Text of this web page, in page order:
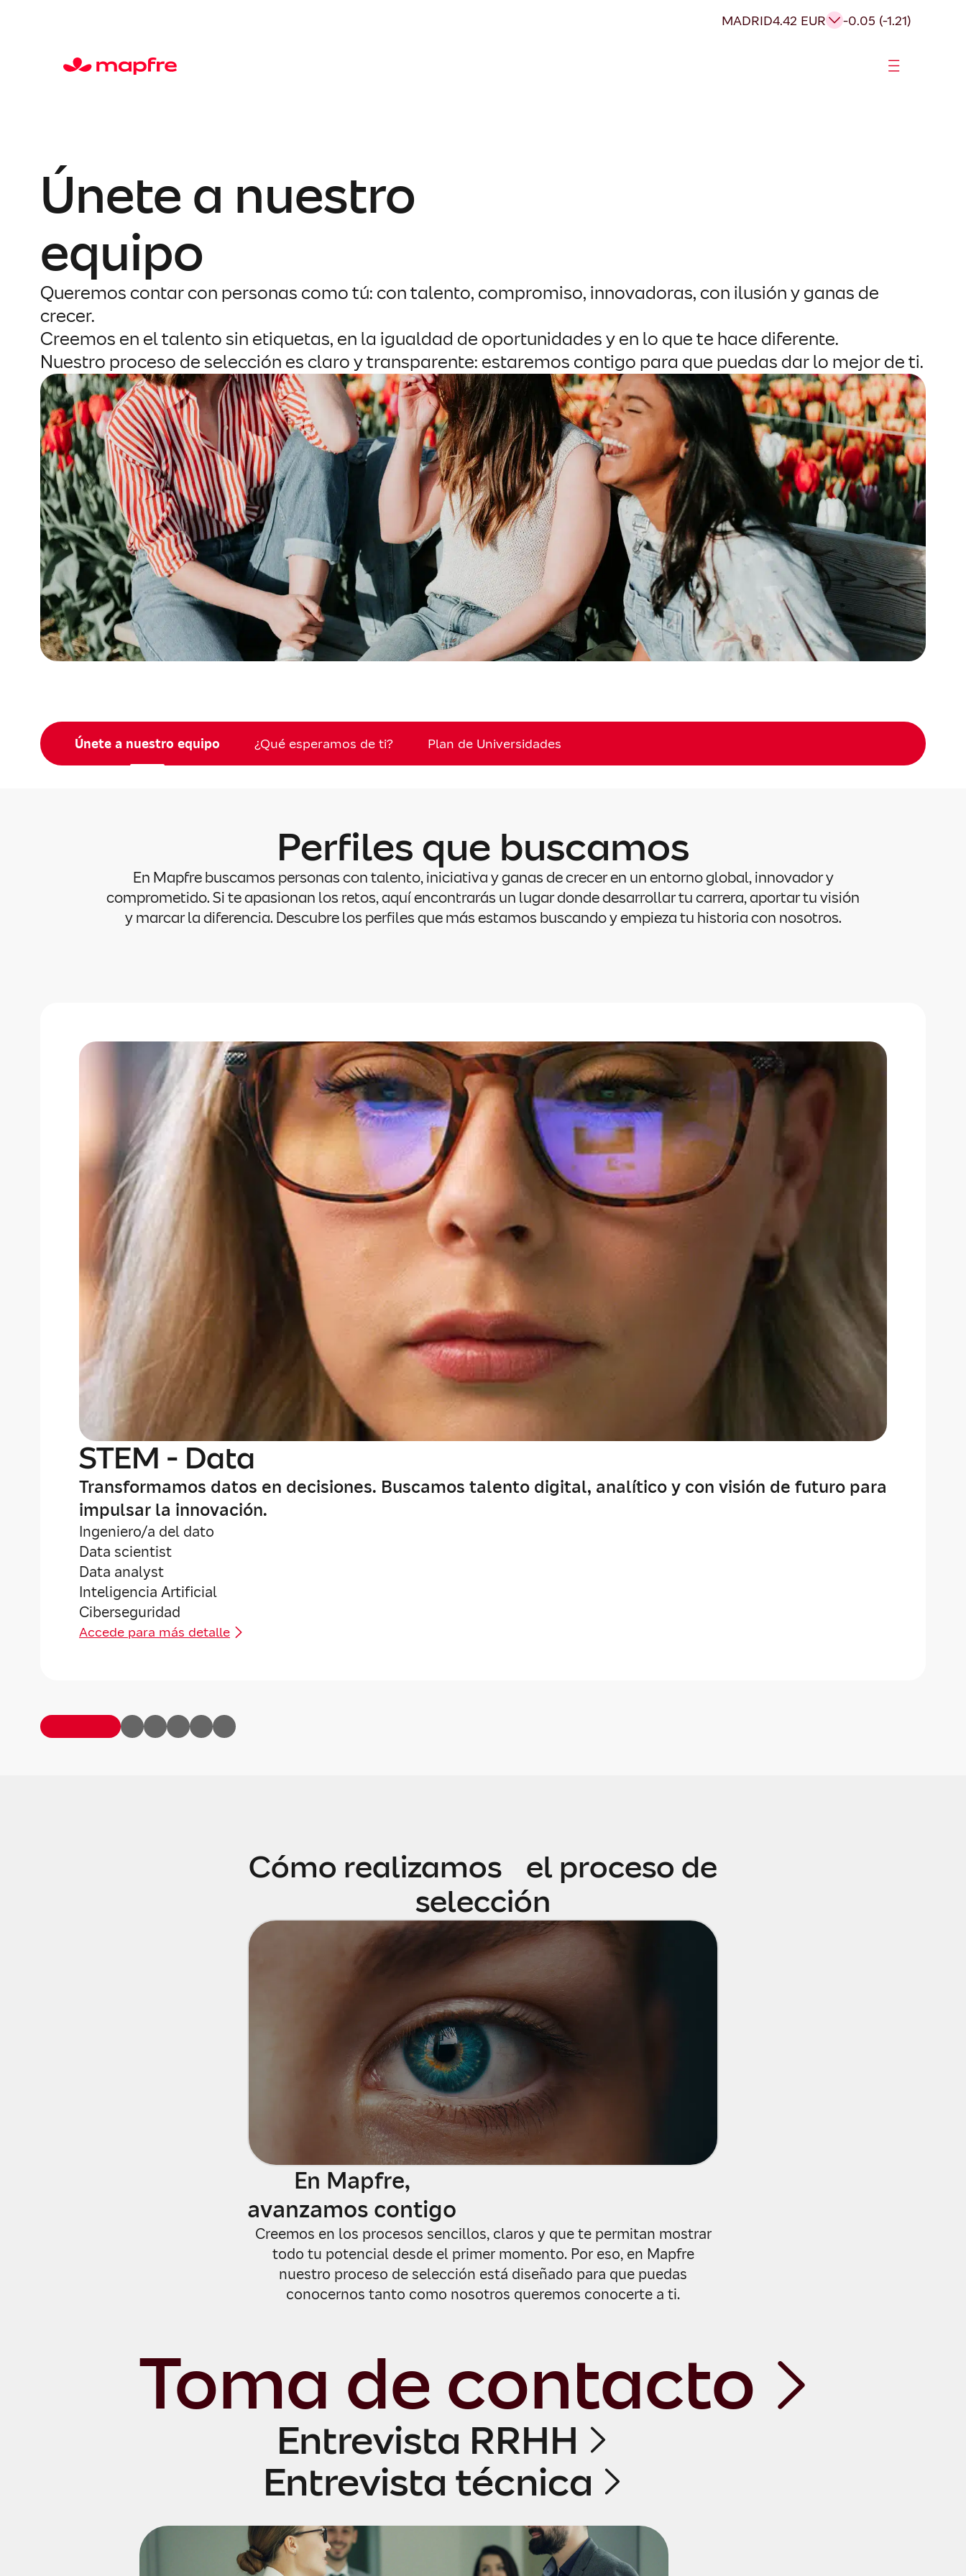
MADRID4.42 EUR -0.05 (-1.21)
Únete a nuestro
equipo
Queremos contar con personas como tú: con talento, compromiso, innovadoras, con ilusión y ganas de
crecer.
Creemos en el talento sin etiquetas, en la igualdad de oportunidades y en lo que te hace diferente.
Nuestro proceso de selección es claro y transparente: estaremos contigo para que puedas dar lo mejor de ti.
Únete a nuestro equipo ¿Qué esperamos de ti? Plan de Universidades
Perfiles que buscamos
En Mapfre buscamos personas con talento, iniciativa y ganas de crecer en un entorno global, innovador y
comprometido. Si te apasionan los retos, aquí encontrarás un lugar donde desarrollar tu carrera, aportar tu visión
y marcar la diferencia. Descubre los perfiles que más estamos buscando y empieza tu historia con nosotros.
STEM - Data
Transformamos datos en decisiones. Buscamos talento digital, analítico y con visión de futuro para
impulsar la innovación.
Ingeniero/a del dato
Data scientist
Data analyst
Inteligencia Artificial
Ciberseguridad
Accede para más detalle
Cómo realizamos el proceso de
selección
En Mapfre,
avanzamos contigo
Creemos en los procesos sencillos, claros y que te permitan mostrar
todo tu potencial desde el primer momento. Por eso, en Mapfre
nuestro proceso de selección está diseñado para que puedas
conocernos tanto como nosotros queremos conocerte a ti.
Toma de contacto
Entrevista RRHH
Entrevista técnica